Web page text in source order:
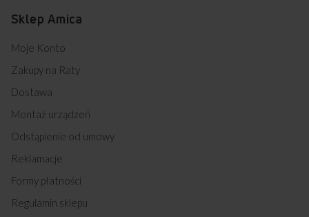
Sklep Amica
Moje Konto
Zakupy na Raty
Dostawa
Montaż urządzeń
Odstąpienie od umowy
Reklamacje
Formy płatności
Regulamin sklepu